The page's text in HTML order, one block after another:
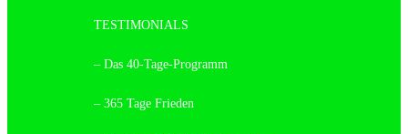
TESTIMONIALS
– Das 40-Tage-Programm
– 365 Tage Frieden